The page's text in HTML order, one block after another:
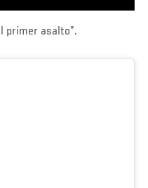
primer asalto”.